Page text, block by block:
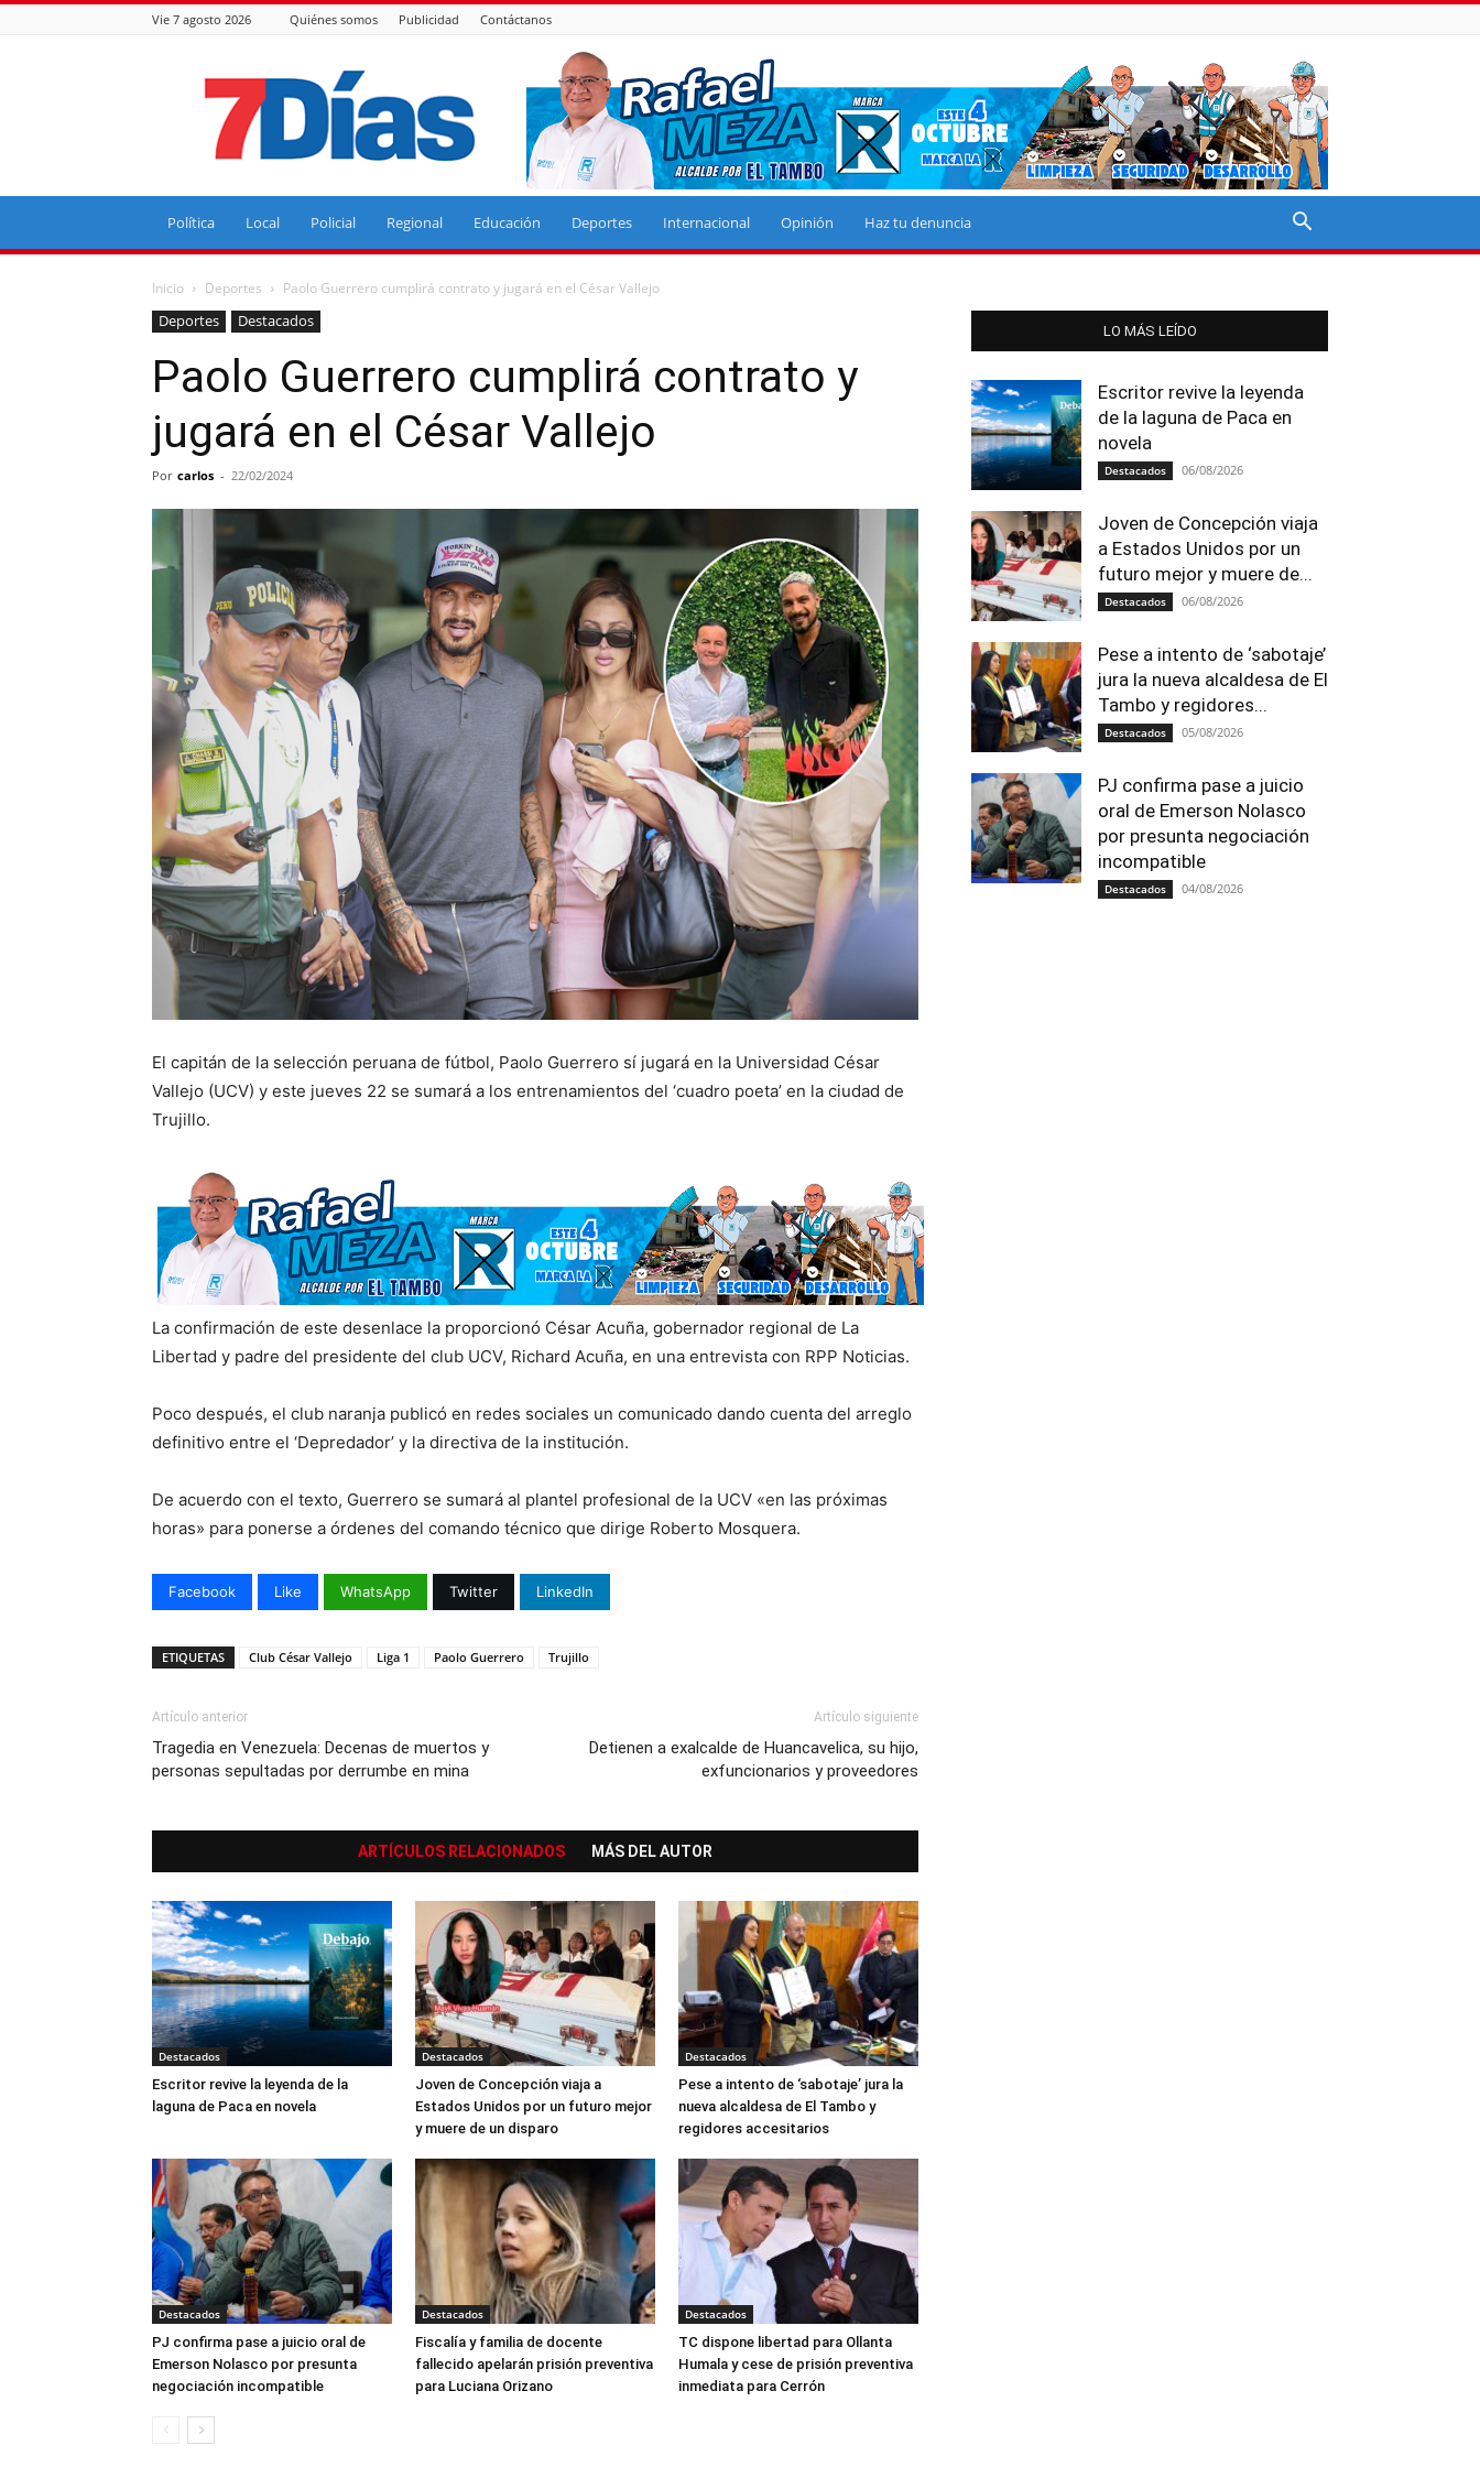
Vie 7 agosto 2026 Quiénes somos Publicidad Contáctanos
7
Días
Política Local Policial Regional Educación Deportes Internacional Opinión Haz tu denuncia
Inicio Deportes Paolo Guerrero cumplirá contrato y jugará en el César Vallejo
Deportes Destacados
Paolo Guerrero cumplirá contrato y
jugará en el César Vallejo
Por carlos - 22/02/2024
El capitán de la selección peruana de fútbol, Paolo Guerrero sí jugará en la Universidad César
Vallejo (UCV) y este jueves 22 se sumará a los entrenamientos del ‘cuadro poeta’ en la ciudad de
Trujillo.
La confirmación de este desenlace la proporcionó César Acuña, gobernador regional de La
Libertad y padre del presidente del club UCV, Richard Acuña, en una entrevista con RPP Noticias.
Poco después, el club naranja publicó en redes sociales un comunicado dando cuenta del arreglo
definitivo entre el ‘Depredador’ y la directiva de la institución.
De acuerdo con el texto, Guerrero se sumará al plantel profesional de la UCV «en las próximas
horas» para ponerse a órdenes del comando técnico que dirige Roberto Mosquera.
Facebook Like WhatsApp Twitter LinkedIn
ETIQUETAS Club César Vallejo Liga 1 Paolo Guerrero Trujillo
Artículo anterior
Tragedia en Venezuela: Decenas de muertos y
personas sepultadas por derrumbe en mina
Artículo siguiente
Detienen a exalcalde de Huancavelica, su hijo,
exfuncionarios y proveedores
ARTÍCULOS RELACIONADOS MÁS DEL AUTOR
Destacados
Escritor revive la leyenda de la
laguna de Paca en novela
Destacados
Joven de Concepción viaja a
Estados Unidos por un futuro mejor
y muere de un disparo
Destacados
Pese a intento de ‘sabotaje’ jura la
nueva alcaldesa de El Tambo y
regidores accesitarios
Destacados
PJ confirma pase a juicio oral de
Emerson Nolasco por presunta
negociación incompatible
Destacados
Fiscalía y familia de docente
fallecido apelarán prisión preventiva
para Luciana Orizano
Destacados
TC dispone libertad para Ollanta
Humala y cese de prisión preventiva
inmediata para Cerrón
LO MÁS LEÍDO
Escritor revive la leyenda
de la laguna de Paca en
novela
Destacados 06/08/2026
Joven de Concepción viaja
a Estados Unidos por un
futuro mejor y muere de...
Destacados 06/08/2026
Pese a intento de ‘sabotaje’
jura la nueva alcaldesa de El
Tambo y regidores...
Destacados 05/08/2026
PJ confirma pase a juicio
oral de Emerson Nolasco
por presunta negociación
incompatible
Destacados 04/08/2026